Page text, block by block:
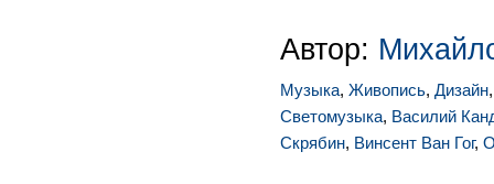
Автор:
Музыка, Живопись, Дизайн
Светомузыка, Василий
Скрябин, Винсент Ван Гог,